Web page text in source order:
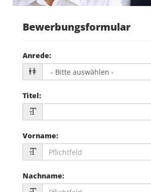
Bewerbungsformular
Anrede:
Titel:
Vorname:
Nachname: